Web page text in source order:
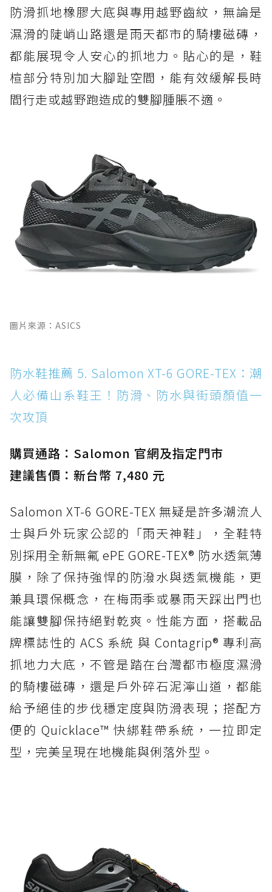
防滑抓地橡膠大底與專用越野齒紋，無論是
濕滑的陡峭山路還是雨天都市的騎樓磁磚，
都能展現令人安心的抓地力。貼心的是，鞋
楦部分特別加大腳趾空間，能有效緩解長時
間行走或越野跑造成的雙腳腫脹不適。
圖片來源：ASICS
防水鞋推薦 5. Salomon XT-6 GORE-TEX：潮
人必備山系鞋王！防滑、防水與街頭顏值一
次攻頂
購買通路：Salomon 官網及指定門市
建議售價：新台幣 7,480 元
Salomon XT-6 GORE-TEX 無疑是許多潮流人
士與戶外玩家公認的「雨天神鞋」，全鞋特
別採用全新無氟 ePE GORE-TEX® 防水透氣薄
膜，除了保持強悍的防潑水與透氣機能，更
兼具環保概念，在梅雨季或暴雨天踩出門也
能讓雙腳保持絕對乾爽。性能方面，搭載品
牌標誌性的 ACS 系統 與 Contagrip® 專利高
抓地力大底，不管是踏在台灣都市極度濕滑
的騎樓磁磚，還是戶外碎石泥濘山道，都能
給予絕佳的步伐穩定度與防滑表現；搭配方
便的 Quicklace™ 快綁鞋帶系統，一拉即定
型，完美呈現在地機能與俐落外型。